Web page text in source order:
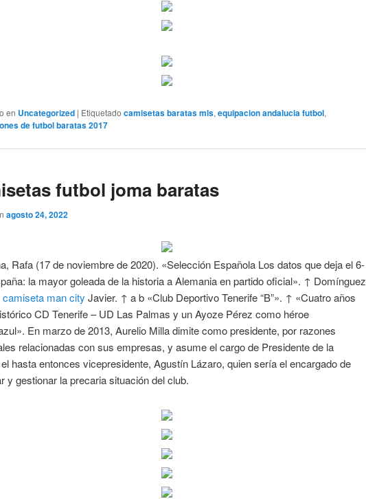
en Uncategorized | Etiquetado camisetas baratas mls, equipacion andalucia futbol,
de futbol baratas 2017
futbol joma baratas
agosto 24, 2022
Rafa (17 de noviembre de 2020). «Selección Española Los datos que deja el 6-
la mayor goleada de la historia a Alemania en partido oficial». ↑ Domínguez
camiseta man city Javier. ↑ a b «Club Deportivo Tenerife “B”». ↑ «Cuatro años
CD Tenerife – UD Las Palmas y un Ayoze Pérez como héroe
En marzo de 2013, Aurelio Milla dimite como presidente, por razones
relacionadas con sus empresas, y asume el cargo de Presidente de la
hasta entonces vicepresidente, Agustín Lázaro, quien sería el encargado de
y gestionar la precaria situación del club.